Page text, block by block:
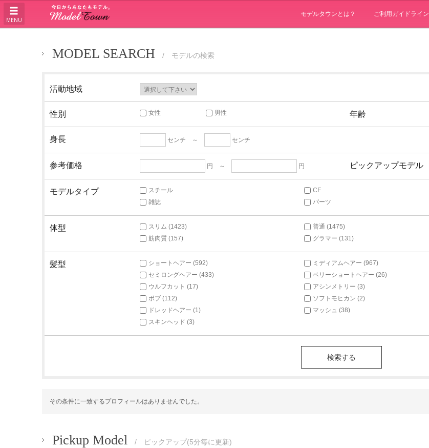
MENU
モデルタウンとは？ ご利用ガイドライン
MODEL SEARCH / モデルの検索
活動地域
性別 女性 男性 年齢
身長 センチ ～ センチ
参考価格 円 ～ 円 ピックアップモデル
モデルタイプ スチール CF
雑誌
パーツ
体型 スリム (1423) 普通 (1475)
筋肉質 (157)
グラマー (131)
髪型 ショートヘアー (592) ミディアムヘアー (967)
セミロングヘアー (433)
ベリーショートヘアー (26)
ウルフカット (17)
アシンメトリー (3)
ボブ (112)
ソフトモヒカン (2)
ドレッドヘアー (1)
マッシュ (38)
スキンヘッド (3)
その条件に一致するプロフィールはありませんでした。
Pickup Model / ピックアップ(5分毎に更新)